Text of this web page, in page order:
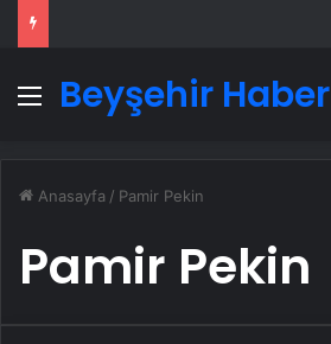
Menü
Beyşehir Haber
Anasayfa / Pamir Pekin
Pamir Pekin